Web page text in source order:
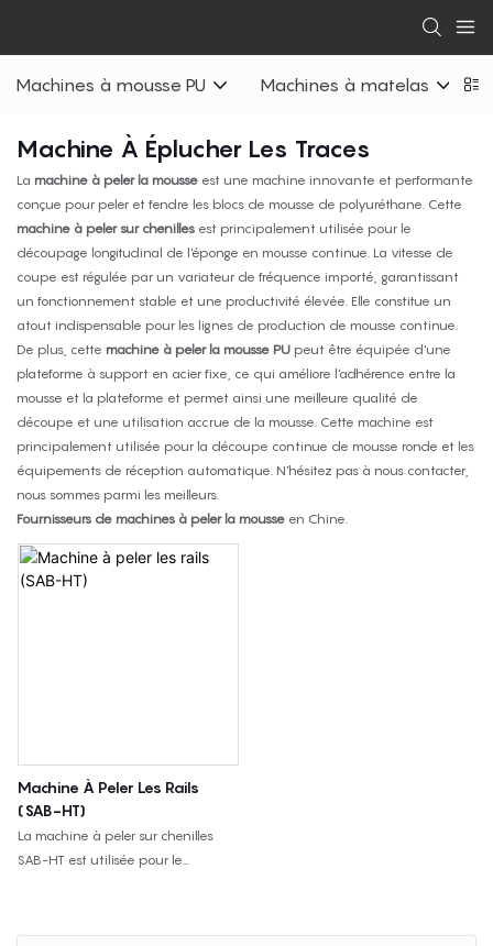
Machines à mousse PU Machines à matelas
Machine À Éplucher Les Traces
La machine à peler la mousse est une machine innovante et performante
conçue pour peler et fendre les blocs de mousse de polyuréthane. Cette
machine à peler sur chenilles est principalement utilisée pour le
découpage longitudinal de l'éponge en mousse continue. La vitesse de
coupe est régulée par un variateur de fréquence importé, garantissant
un fonctionnement stable et une productivité élevée. Elle constitue un
atout indispensable pour les lignes de production de mousse continue.
De plus, cette machine à peler la mousse PU peut être équipée d'une
plateforme à support en acier fixe, ce qui améliore l'adhérence entre la
mousse et la plateforme et permet ainsi une meilleure qualité de
découpe et une utilisation accrue de la mousse. Cette machine est
principalement utilisée pour la découpe continue de mousse ronde et les
équipements de réception automatique. N'hésitez pas à nous contacter,
nous sommes parmi les meilleurs.
Fournisseurs de machines à peler la mousse en Chine.
Machine À Peler Les Rails
(SAB-HT)
La machine à peler sur chenilles
SAB-HT est utilisée pour le
coupe d'épaisseur de 2 mm, un